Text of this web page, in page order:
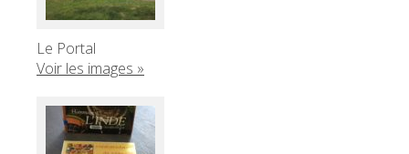
Le Portal
Voir les images »